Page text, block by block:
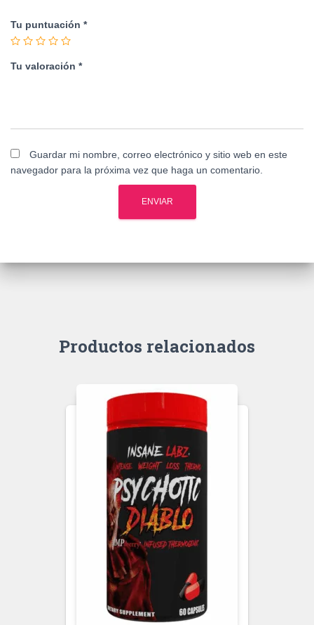
Tu puntuación *
Tu valoración *
Guardar mi nombre, correo electrónico y sitio web en este
navegador para la próxima vez que haga un comentario.
Productos relacionados